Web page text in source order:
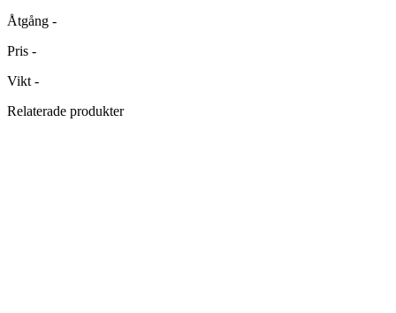
Åtgång -
Pris -
Vikt -
Relaterade produkter